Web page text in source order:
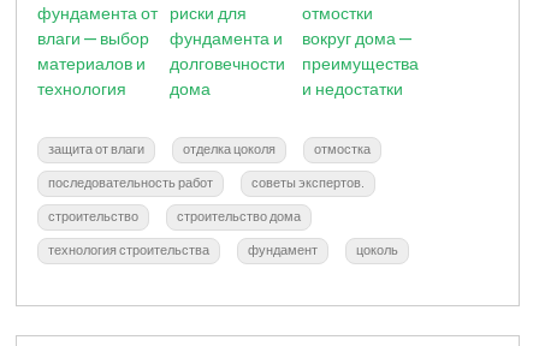
фундамента от
влаги — выбор
материалов и
технология
риски для
фундамента и
долговечности
дома
отмостки
вокруг дома —
преимущества
и недостатки
защита от влаги отделка цоколя отмостка
последовательность работ советы экспертов.
строительство строительство дома
технология строительства фундамент цоколь